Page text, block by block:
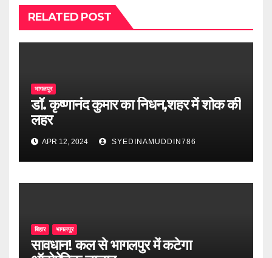
RELATED POST
भागलपुर
डॉ. कृष्णानंद कुमार का निधन,शहर में शोक की
लहर
APR 12, 2024 SYEDINAMUDDIN786
बिहार भागलपुर
सावधान! कल से भागलपुर में कटेगा